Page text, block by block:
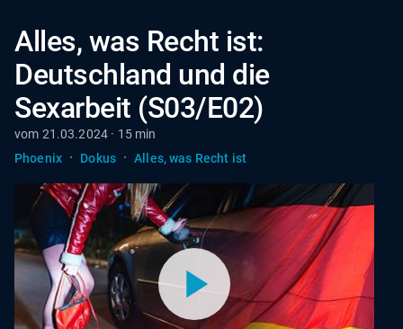
Alles, was Recht ist:
Deutschland und die
Sexarbeit (S03/E02)
vom 21.03.2024 · 15 min
Phoenix · Dokus · Alles, was Recht ist